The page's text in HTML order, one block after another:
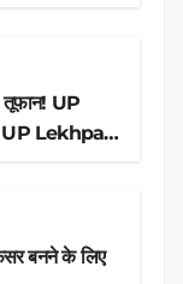
तूफान! UP
Lekhpal
बनने के लिए